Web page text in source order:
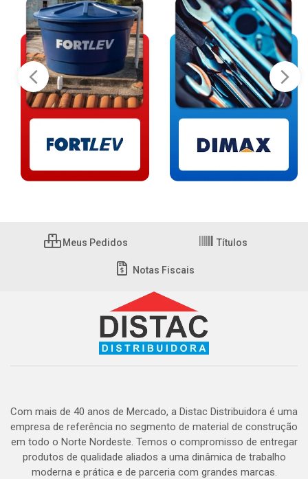
Meus Pedidos Títulos
Notas Fiscais
Com mais de 40 anos de Mercado, a Distac Distribuidora é uma
empresa de referência no segmento de material de construção
em todo o Norte Nordeste. Temos o compromisso de entregar
produtos de qualidade aliados a uma dinâmica de trabalho
moderna e prática e de parceria com grandes marcas.